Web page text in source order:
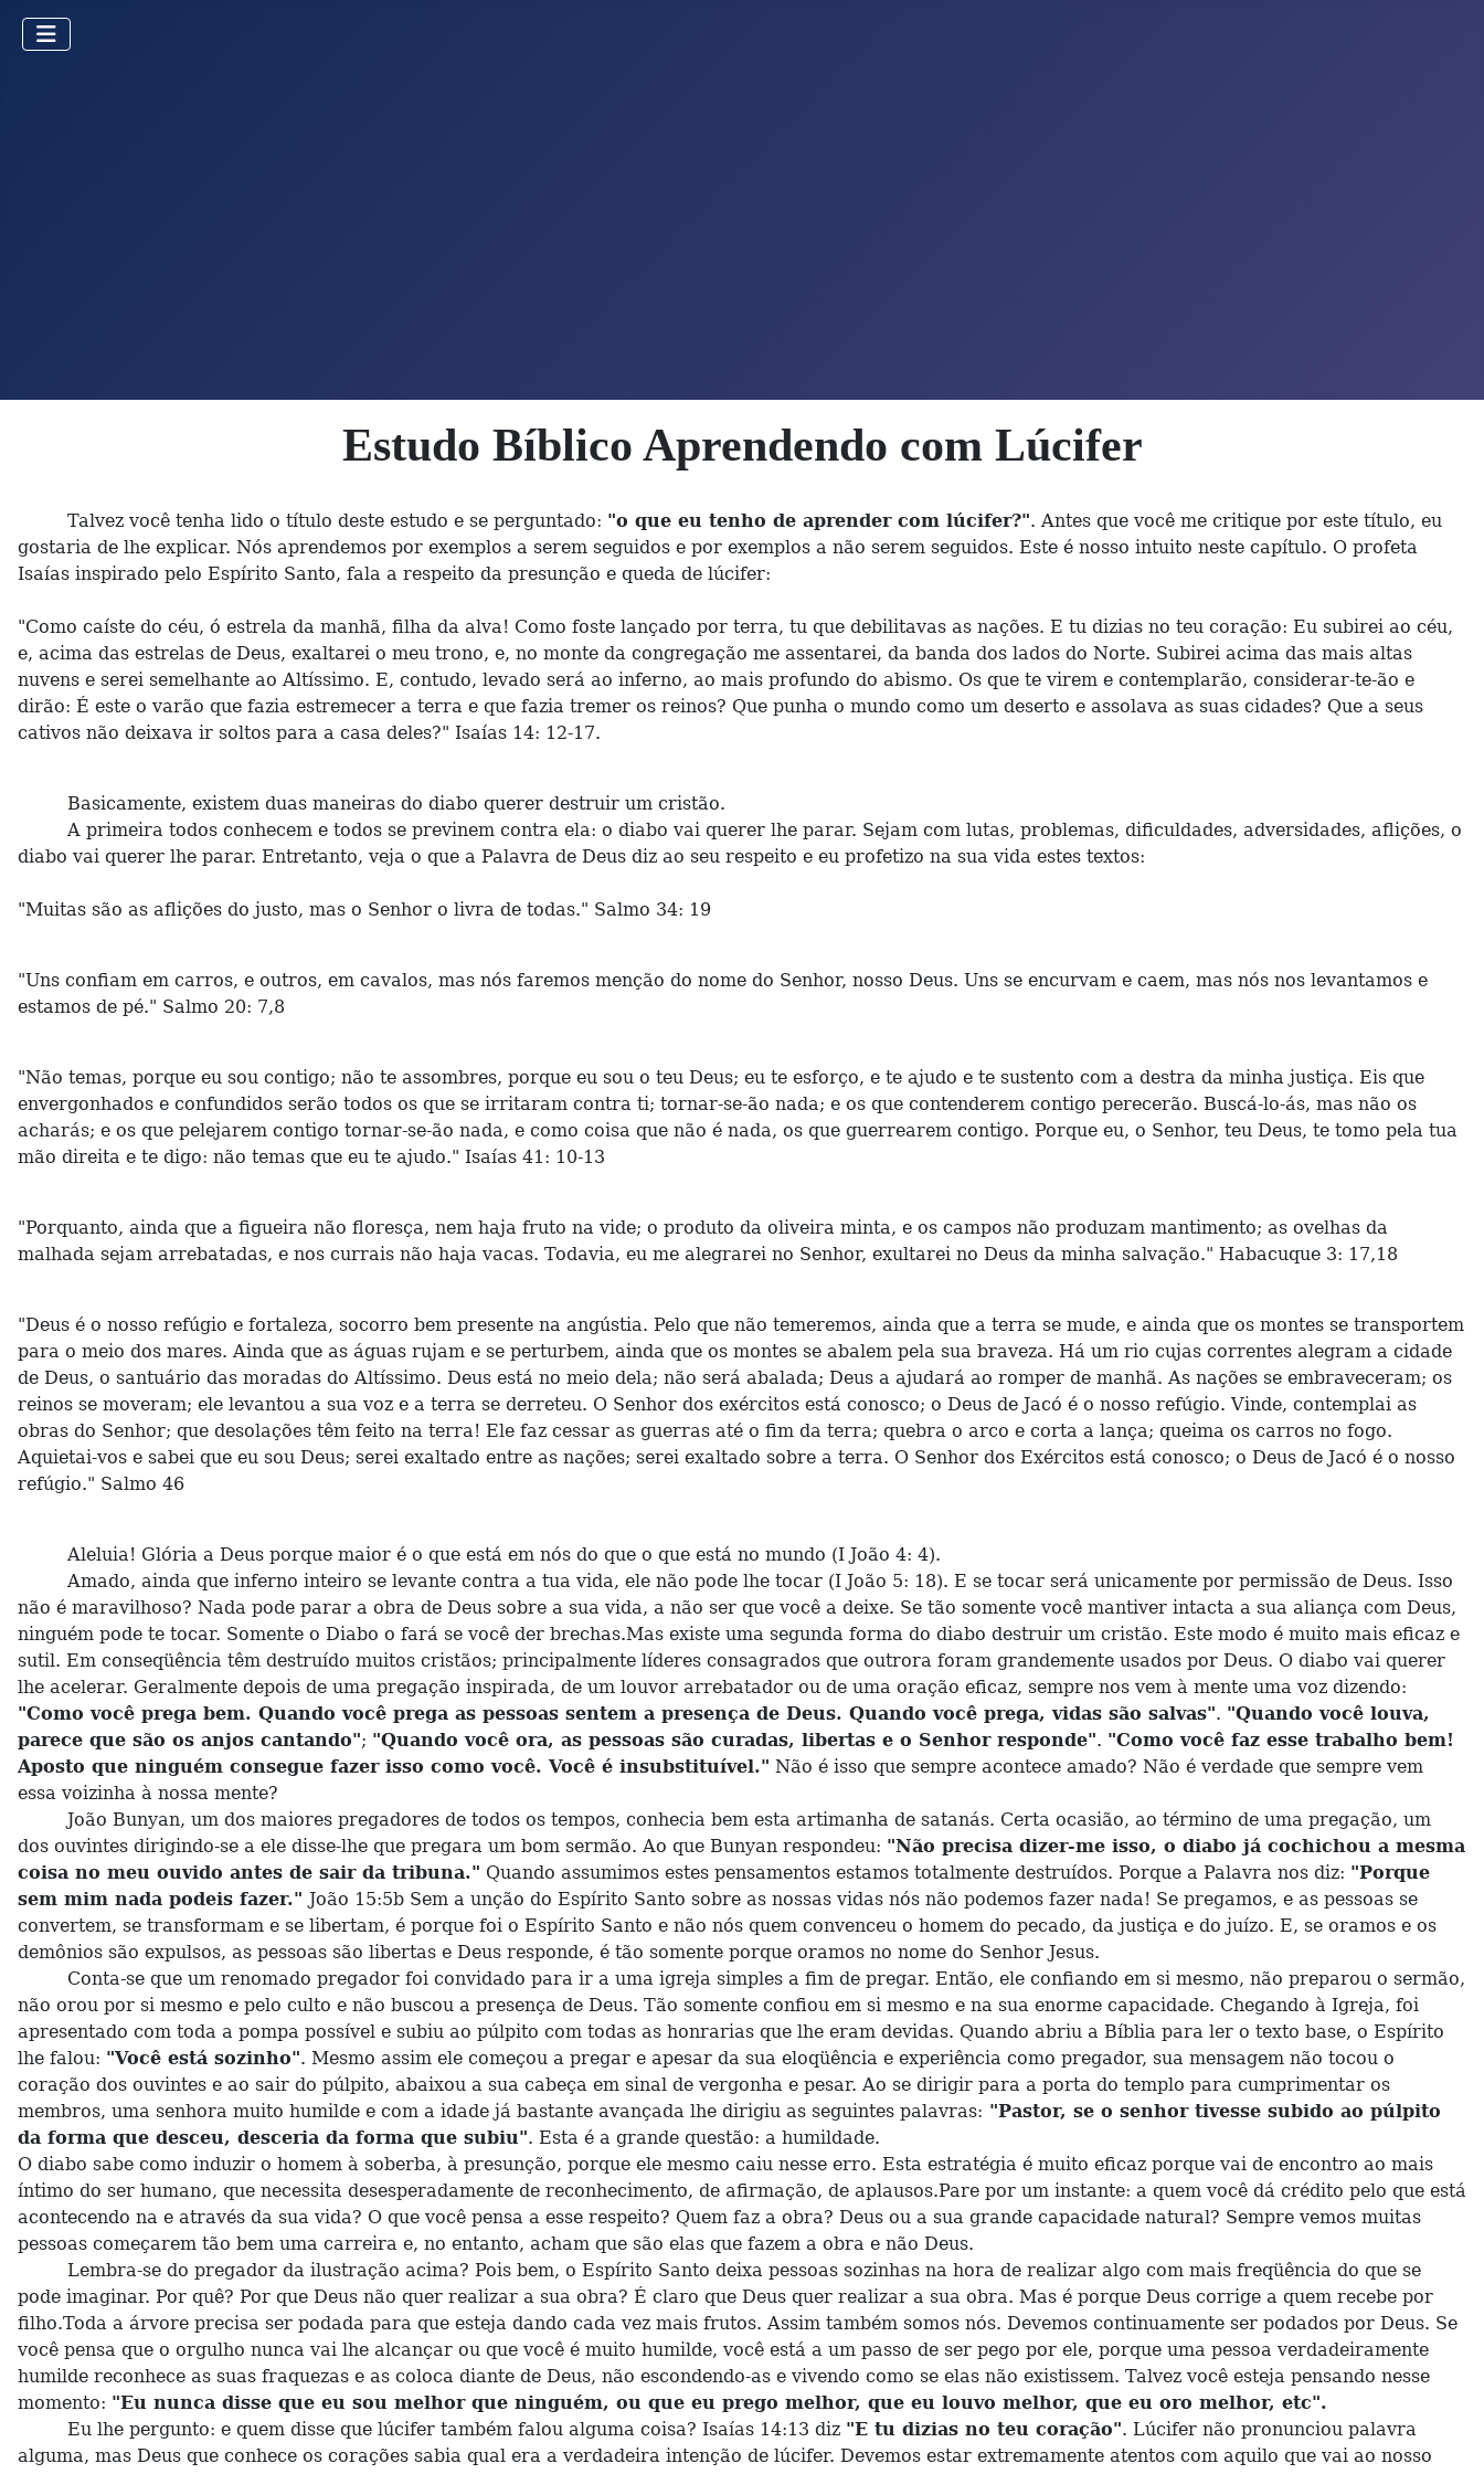
Estudo Bíblico Aprendendo com Lúcifer
Talvez você tenha lido o título deste estudo e se perguntado: "o que eu tenho de aprender com lúcifer?". Antes que você me critique por este título, eu
gostaria de lhe explicar. Nós aprendemos por exemplos a serem seguidos e por exemplos a não serem seguidos. Este é nosso intuito neste capítulo. O profeta
Isaías inspirado pelo Espírito Santo, fala a respeito da presunção e queda de lúcifer:
"Como caíste do céu, ó estrela da manhã, filha da alva! Como foste lançado por terra, tu que debilitavas as nações. E tu dizias no teu coração: Eu subirei ao céu,
e, acima das estrelas de Deus, exaltarei o meu trono, e, no monte da congregação me assentarei, da banda dos lados do Norte. Subirei acima das mais altas
nuvens e serei semelhante ao Altíssimo. E, contudo, levado será ao inferno, ao mais profundo do abismo. Os que te virem e contemplarão, considerar-te-ão e
dirão: É este o varão que fazia estremecer a terra e que fazia tremer os reinos? Que punha o mundo como um deserto e assolava as suas cidades? Que a seus
cativos não deixava ir soltos para a casa deles?" Isaías 14: 12-17.
Basicamente, existem duas maneiras do diabo querer destruir um cristão.
A primeira todos conhecem e todos se previnem contra ela: o diabo vai querer lhe parar. Sejam com lutas, problemas, dificuldades, adversidades, aflições, o
diabo vai querer lhe parar. Entretanto, veja o que a Palavra de Deus diz ao seu respeito e eu profetizo na sua vida estes textos:
"Muitas são as aflições do justo, mas o Senhor o livra de todas." Salmo 34: 19
"Uns confiam em carros, e outros, em cavalos, mas nós faremos menção do nome do Senhor, nosso Deus. Uns se encurvam e caem, mas nós nos levantamos e
estamos de pé." Salmo 20: 7,8
"Não temas, porque eu sou contigo; não te assombres, porque eu sou o teu Deus; eu te esforço, e te ajudo e te sustento com a destra da minha justiça. Eis que
envergonhados e confundidos serão todos os que se irritaram contra ti; tornar-se-ão nada; e os que contenderem contigo perecerão. Buscá-lo-ás, mas não os
acharás; e os que pelejarem contigo tornar-se-ão nada, e como coisa que não é nada, os que guerrearem contigo. Porque eu, o Senhor, teu Deus, te tomo pela tua
mão direita e te digo: não temas que eu te ajudo." Isaías 41: 10-13
"Porquanto, ainda que a figueira não floresça, nem haja fruto na vide; o produto da oliveira minta, e os campos não produzam mantimento; as ovelhas da
malhada sejam arrebatadas, e nos currais não haja vacas. Todavia, eu me alegrarei no Senhor, exultarei no Deus da minha salvação." Habacuque 3: 17,18
"Deus é o nosso refúgio e fortaleza, socorro bem presente na angústia. Pelo que não temeremos, ainda que a terra se mude, e ainda que os montes se transportem
para o meio dos mares. Ainda que as águas rujam e se perturbem, ainda que os montes se abalem pela sua braveza. Há um rio cujas correntes alegram a cidade
de Deus, o santuário das moradas do Altíssimo. Deus está no meio dela; não será abalada; Deus a ajudará ao romper de manhã. As nações se embraveceram; os
reinos se moveram; ele levantou a sua voz e a terra se derreteu. O Senhor dos exércitos está conosco; o Deus de Jacó é o nosso refúgio. Vinde, contemplai as
obras do Senhor; que desolações têm feito na terra! Ele faz cessar as guerras até o fim da terra; quebra o arco e corta a lança; queima os carros no fogo.
Aquietai-vos e sabei que eu sou Deus; serei exaltado entre as nações; serei exaltado sobre a terra. O Senhor dos Exércitos está conosco; o Deus de Jacó é o nosso
refúgio." Salmo 46
Aleluia! Glória a Deus porque maior é o que está em nós do que o que está no mundo (I João 4: 4).
Amado, ainda que inferno inteiro se levante contra a tua vida, ele não pode lhe tocar (I João 5: 18). E se tocar será unicamente por permissão de Deus. Isso
não é maravilhoso? Nada pode parar a obra de Deus sobre a sua vida, a não ser que você a deixe. Se tão somente você mantiver intacta a sua aliança com Deus,
ninguém pode te tocar. Somente o Diabo o fará se você der brechas.Mas existe uma segunda forma do diabo destruir um cristão. Este modo é muito mais eficaz e
sutil. Em conseqüência têm destruído muitos cristãos; principalmente líderes consagrados que outrora foram grandemente usados por Deus. O diabo vai querer
lhe acelerar. Geralmente depois de uma pregação inspirada, de um louvor arrebatador ou de uma oração eficaz, sempre nos vem à mente uma voz dizendo:
"Como você prega bem. Quando você prega as pessoas sentem a presença de Deus. Quando você prega, vidas são salvas". "Quando você louva,
parece que são os anjos cantando"; "Quando você ora, as pessoas são curadas, libertas e o Senhor responde". "Como você faz esse trabalho bem!
Aposto que ninguém consegue fazer isso como você. Você é insubstituível." Não é isso que sempre acontece amado? Não é verdade que sempre vem
essa voizinha à nossa mente?
João Bunyan, um dos maiores pregadores de todos os tempos, conhecia bem esta artimanha de satanás. Certa ocasião, ao término de uma pregação, um
dos ouvintes dirigindo-se a ele disse-lhe que pregara um bom sermão. Ao que Bunyan respondeu: "Não precisa dizer-me isso, o diabo já cochichou a mesma
coisa no meu ouvido antes de sair da tribuna." Quando assumimos estes pensamentos estamos totalmente destruídos. Porque a Palavra nos diz: "Porque
sem mim nada podeis fazer." João 15:5b Sem a unção do Espírito Santo sobre as nossas vidas nós não podemos fazer nada! Se pregamos, e as pessoas se
convertem, se transformam e se libertam, é porque foi o Espírito Santo e não nós quem convenceu o homem do pecado, da justiça e do juízo. E, se oramos e os
demônios são expulsos, as pessoas são libertas e Deus responde, é tão somente porque oramos no nome do Senhor Jesus.
Conta-se que um renomado pregador foi convidado para ir a uma igreja simples a fim de pregar. Então, ele confiando em si mesmo, não preparou o sermão,
não orou por si mesmo e pelo culto e não buscou a presença de Deus. Tão somente confiou em si mesmo e na sua enorme capacidade. Chegando à Igreja, foi
apresentado com toda a pompa possível e subiu ao púlpito com todas as honrarias que lhe eram devidas. Quando abriu a Bíblia para ler o texto base, o Espírito
lhe falou: "Você está sozinho". Mesmo assim ele começou a pregar e apesar da sua eloqüência e experiência como pregador, sua mensagem não tocou o
coração dos ouvintes e ao sair do púlpito, abaixou a sua cabeça em sinal de vergonha e pesar. Ao se dirigir para a porta do templo para cumprimentar os
membros, uma senhora muito humilde e com a idade já bastante avançada lhe dirigiu as seguintes palavras: "Pastor, se o senhor tivesse subido ao púlpito
da forma que desceu, desceria da forma que subiu". Esta é a grande questão: a humildade.
O diabo sabe como induzir o homem à soberba, à presunção, porque ele mesmo caiu nesse erro. Esta estratégia é muito eficaz porque vai de encontro ao mais
íntimo do ser humano, que necessita desesperadamente de reconhecimento, de afirmação, de aplausos.Pare por um instante: a quem você dá crédito pelo que está
acontecendo na e através da sua vida? O que você pensa a esse respeito? Quem faz a obra? Deus ou a sua grande capacidade natural? Sempre vemos muitas
pessoas começarem tão bem uma carreira e, no entanto, acham que são elas que fazem a obra e não Deus.
Lembra-se do pregador da ilustração acima? Pois bem, o Espírito Santo deixa pessoas sozinhas na hora de realizar algo com mais freqüência do que se
pode imaginar. Por quê? Por que Deus não quer realizar a sua obra? É claro que Deus quer realizar a sua obra. Mas é porque Deus corrige a quem recebe por
filho.Toda a árvore precisa ser podada para que esteja dando cada vez mais frutos. Assim também somos nós. Devemos continuamente ser podados por Deus. Se
você pensa que o orgulho nunca vai lhe alcançar ou que você é muito humilde, você está a um passo de ser pego por ele, porque uma pessoa verdadeiramente
humilde reconhece as suas fraquezas e as coloca diante de Deus, não escondendo-as e vivendo como se elas não existissem. Talvez você esteja pensando nesse
momento: "Eu nunca disse que eu sou melhor que ninguém, ou que eu prego melhor, que eu louvo melhor, que eu oro melhor, etc".
Eu lhe pergunto: e quem disse que lúcifer também falou alguma coisa? Isaías 14:13 diz "E tu dizias no teu coração". Lúcifer não pronunciou palavra
alguma, mas Deus que conhece os corações sabia qual era a verdadeira intenção de lúcifer. Devemos estar extremamente atentos com aquilo que vai ao nosso